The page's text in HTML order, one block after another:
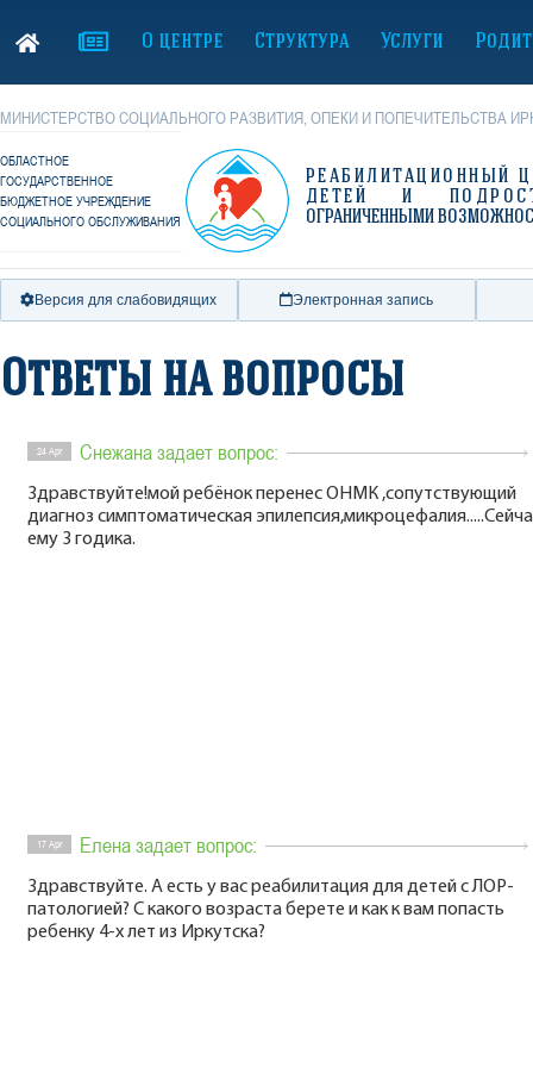
О центре Структура Услуги
МИНИСТЕРСТВО СОЦИАЛЬНОГО РАЗВИТИЯ, ОПЕКИ И ПОПЕЧИТЕЛЬСТВА
ОБЛАСТНОЕ
ГОСУДАРСТВЕННОЕ
БЮДЖЕТНОЕ УЧРЕЖДЕНИЕ
СОЦИАЛЬНОГО ОБСЛУЖИВАНИЯ
РЕАБИЛИТАЦИОННЫЙ
ДЕТЕЙ И
ОГРАНИЧЕННЫМИ
Версия для слабовидящих Электронная запись
Ответы на вопросы
24 Apr Снежана задает вопрос:
Здравствуйте!мой ребёнок перенес ОНМК ,сопутствующий
диагноз симптоматическая
ему 3 годика.
17 Apr Елена задает вопрос:
Здравствуйте. А есть у вас реабилитация для детей с ЛОР-
патологией? С какого возраста берете и как к вам попасть
ребенку 4-х лет из Иркутска?